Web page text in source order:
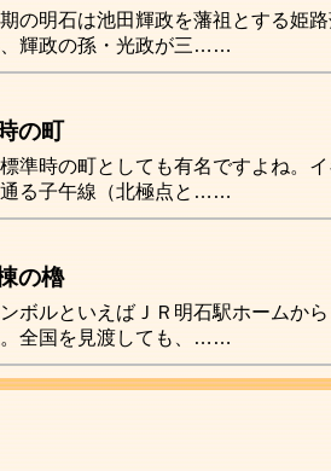
の明石は池田輝政を藩祖とする姫路
、輝政の孫・光政が三……
の町
準時の町としても有名ですよね。
通る子午線（北極点と……
の櫓
ボルといえばＪＲ明石駅ホームか
全国を見渡しても、……